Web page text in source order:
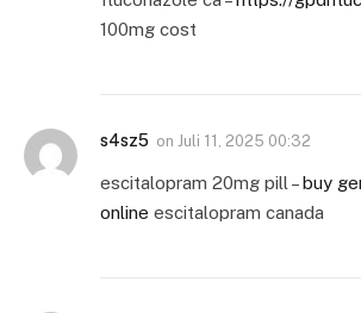
100mg cost
s4sz5 on Juli 11, 2025 00:32
escitalopram 20mg pill –buy
online escitalopram canada